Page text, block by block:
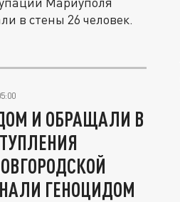
в стены 26 человек.
И ОБРАЩАЛИ В
ГЕНОЦИДОМ